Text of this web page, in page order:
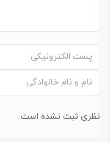
نظری ثبت نشده است.